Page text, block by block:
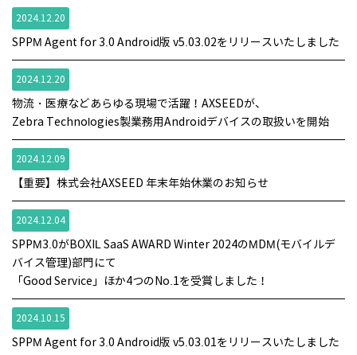
2024.12.20
SPPM Agent for 3.0 Android版 v5.03.02をリリースいたしました
2024.12.20
物流・医療などあらゆる現場で活躍！AXSEEDが、
Zebra Technologies製業務用Androidデバイスの取扱いを開始
2024.12.09
【重要】株式会社AXSEED 年末年始休業のお知らせ
2024.12.04
SPPM3.0がBOXIL SaaS AWARD Winter 2024のMDM(モバイルデ
バイス管理)部門にて
「Good Service」ほか4つのNo.1を受賞しました！
2024.10.15
SPPM Agent for 3.0 Android版 v5.03.01をリリースいたしました